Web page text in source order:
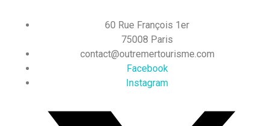
60 Rue François 1er
75008 Paris
contact@outremertourisme.com
Facebook
Instagram